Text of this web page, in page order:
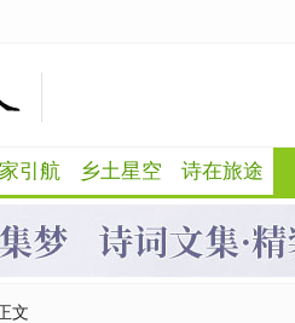
引航 乡土星空 诗在旅途
文